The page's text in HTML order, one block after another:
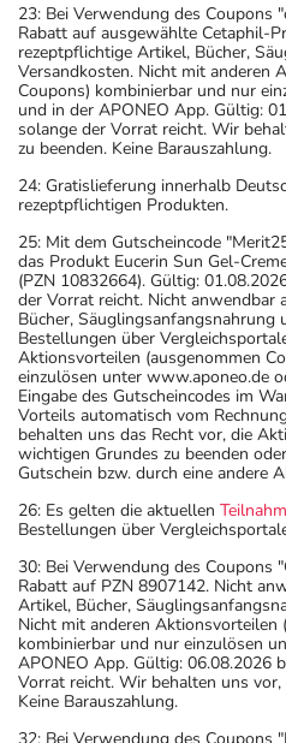
23: Bei Verwendung des Coupons
Rabatt auf ausgewählte Cetaphil-
rezeptpflichtige Artikel, Bücher,
Versandkosten. Nicht mit anderen
Coupons) kombinierbar und nur
und in der APONEO App. Gültig:
solange der Vorrat reicht. Wir
zu beenden. Keine Barauszahlung.
24: Gratislieferung innerhalb
rezeptpflichtigen Produkten.
25: Mit dem Gutscheincode
das Produkt Eucerin Sun Gel-
(PZN 10832664). Gültig:
der Vorrat reicht. Nicht anwendbar
Bücher, Säuglingsanfangsnahrung
Bestellungen über
Aktionsvorteilen (ausgenommen
einzulösen unter www.aponeo.de
Eingabe des Gutscheincodes im
Vorteils automatisch vom
behalten uns das Recht vor, die
wichtigen Grundes zu beenden
Gutschein bzw. durch eine andere
26: Es gelten die aktuellen
Bestellungen über
30: Bei Verwendung des Coupons
Rabatt auf PZN 8907142. Nicht
Artikel, Bücher,
Nicht mit anderen Aktionsvorteilen
kombinierbar und nur einzulösen
APONEO App. Gültig: 06.08.2026
Vorrat reicht. Wir behalten uns
Keine Barauszahlung.